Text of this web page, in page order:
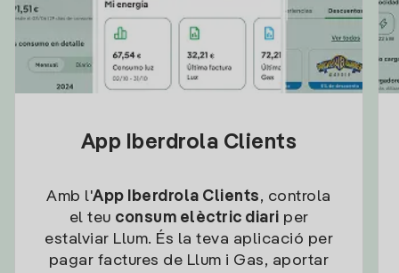
App Iberdrola Clients
Amb l'App Iberdrola Clients, controla
el teu consum elèctric diari per
estalviar Llum. És la teva aplicació per
pagar factures de Llum i Gas, aportar